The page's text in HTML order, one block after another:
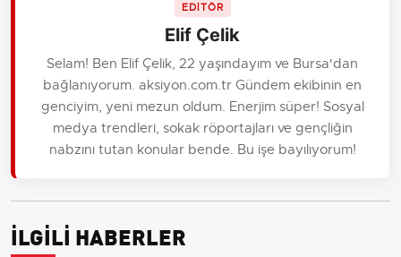
EDİTÖR
Elif Çelik
Selam! Ben Elif Çelik, 22 yaşındayım ve Bursa'dan
bağlanıyorum. aksiyon.com.tr Gündem ekibinin en
genciyim, yeni mezun oldum. Enerjim süper! Sosyal
medya trendleri, sokak röportajları ve gençliğin
nabzını tutan konular bende. Bu işe bayılıyorum!
İLGİLİ HABERLER